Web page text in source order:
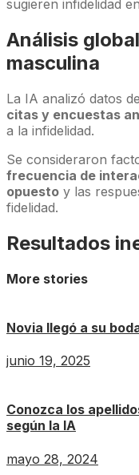
sugieren infidelidad
Análisis
masculina
La IA analizó datos de
citas y encuestas
a la infidelidad.
Se consideraron
frecuencia de
opuesto y las
fidelidad.
Resultados
More stories
Novia llegó a su
junio 19, 2025
Conozca los
según la IA
mayo 28, 2024